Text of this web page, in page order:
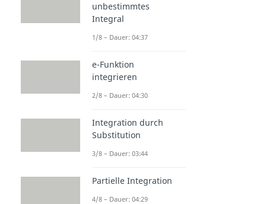
unbestimmtes
Integral
1/8 – Dauer: 04:37
e-Funktion
integrieren
2/8 – Dauer: 04:30
Integration durch
Substitution
3/8 – Dauer: 03:44
Partielle Integration
4/8 – Dauer: 04:29